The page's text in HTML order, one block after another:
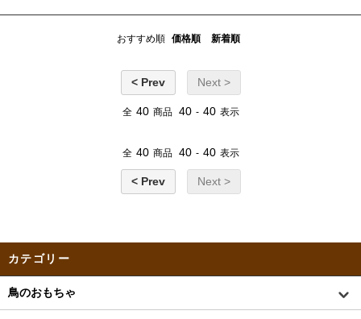
おすすめ順 価格順 新着順
< Prev Next >
全 40 商品 40 - 40 表示
全 40 商品 40 - 40 表示
< Prev Next >
カテゴリー
鳥のおもちゃ